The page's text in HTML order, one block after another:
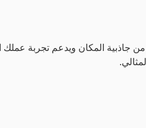
جاذبية المكان ويدعم تجربة عملك